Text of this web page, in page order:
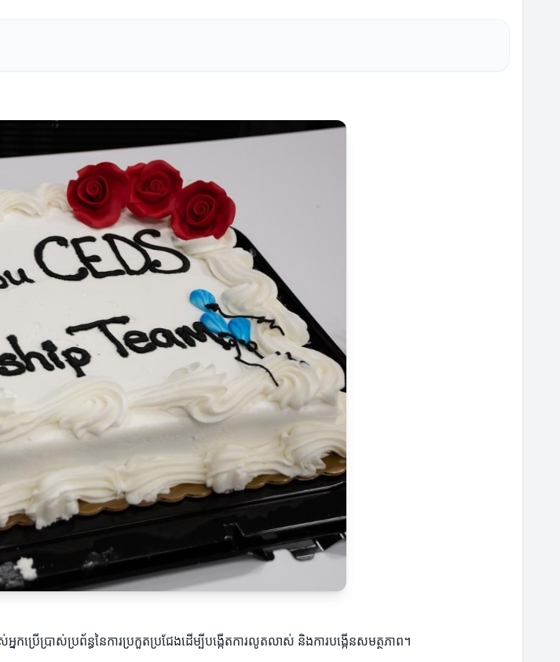
ប្រើប្រាស់ប្រព័ន្ធនៃការប្រកួតប្រជែងដើម្បីបង្កើតការលូតលាស់ និងការបង្កើនសមត្ថភាព។